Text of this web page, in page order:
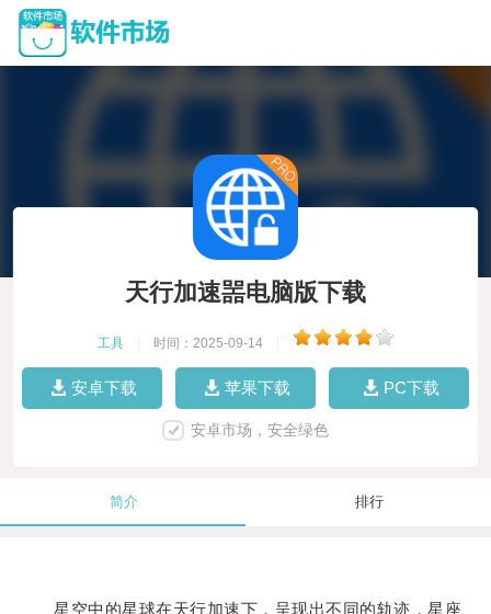
天行加速噐电脑版下载
工具 时间：2025-09-14
安卓下载 苹果下载 PC下载
安卓市场，安全绿色
简介 排行
星空中的星球在天行加速下，呈现出不同的轨迹，星座